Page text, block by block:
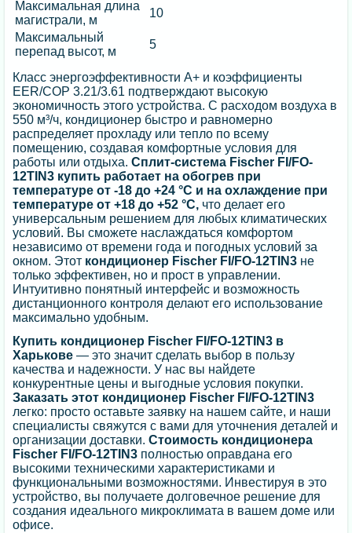
Максимальная длина
магистрали, м
10
Максимальный
перепад высот, м
5
Класс энергоэффективности А+ и коэффициенты
EER/COP 3.21/3.61 подтверждают высокую
экономичность этого устройства. С расходом воздуха в
550 м³/ч, кондиционер быстро и равномерно
распределяет прохладу или тепло по всему
помещению, создавая комфортные условия для
работы или отдыха.Cплит-система Fischer FI/FO-
12TIN3 купить работает на обогрев при
температуре от -18 до +24 °C и на охлаждение при
температуре от +18 до +52 °C, что делает его
универсальным решением для любых климатических
условий. Вы сможете наслаждаться комфортом
независимо от времени года и погодных условий за
окном. Этот кондиционер Fischer FI/FO-12TIN3 не
только эффективен, но и прост в управлении.
Интуитивно понятный интерфейс и возможность
дистанционного контроля делают его использование
максимально удобным.
Купить кондиционер Fischer FI/FO-12TIN3 в
Харькове — это значит сделать выбор в пользу
качества и надежности. У нас вы найдете
конкурентные цены и выгодные условия покупки.
Заказать этот кондиционер Fischer FI/FO-12TIN3
легко: просто оставьте заявку на нашем сайте, и наши
специалисты свяжутся с вами для уточнения деталей и
организации доставки.Стоимость кондиционера
Fischer FI/FO-12TIN3 полностью оправдана его
высокими техническими характеристиками и
функциональными возможностями. Инвестируя в это
устройство, вы получаете долговечное решение для
создания идеального микроклимата в вашем доме или
офисе.